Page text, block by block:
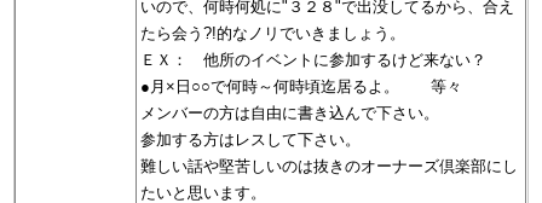
いので、何時何処に"３２８"で出没してるから、合え
たら会う?!的なノリでいきましょう。
ＥＸ： 他所のイベントに参加するけど来ない？
●月×日○○で何時～何時頃迄居るよ。 等々
メンバーの方は自由に書き込んで下さい。
参加する方はレスして下さい。
難しい話や堅苦しいのは抜きのオーナーズ倶楽部にし
たいと思います。